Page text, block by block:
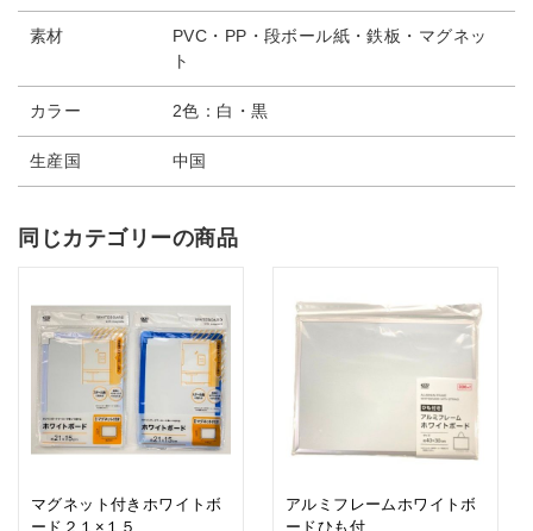
素材
PVC・PP・段ボール紙・鉄板・マグネッ
ト
カラー 2色：白・黒
生産国 中国
同じカテゴリーの商品
マグネット付きホワイトボ
ード２１×１５
アルミフレームホワイトボ
ードひも付